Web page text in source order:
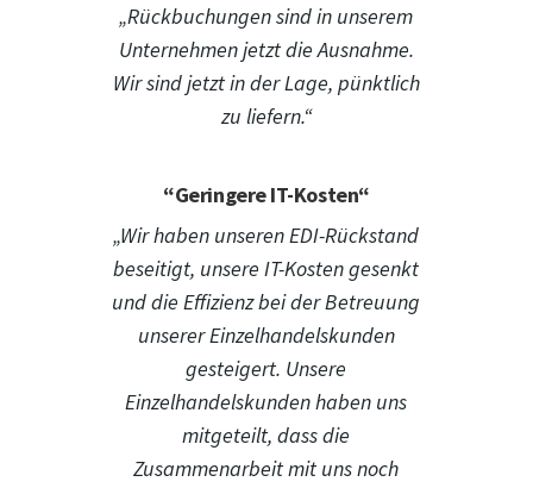
„Rückbuchungen sind in unserem
Unternehmen jetzt die Ausnahme.
Wir sind jetzt in der Lage, pünktlich
zu liefern.“
“Geringere IT-Kosten“
„Wir haben unseren EDI-Rückstand
beseitigt, unsere IT-Kosten gesenkt
und die Effizienz bei der Betreuung
unserer Einzelhandelskunden
gesteigert. Unsere
Einzelhandelskunden haben uns
mitgeteilt, dass die
Zusammenarbeit mit uns noch